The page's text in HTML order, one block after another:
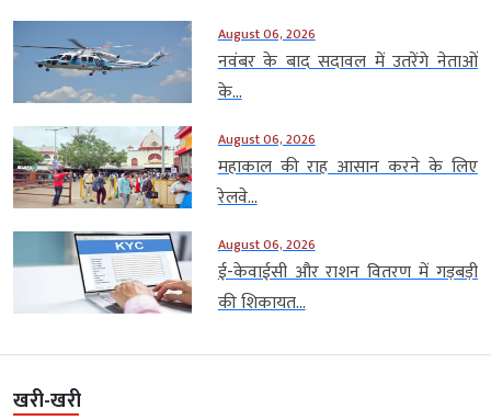
August 06, 2026
नवंबर के बाद सदावल में उतरेंगे नेताओं
के...
August 06, 2026
महाकाल की राह आसान करने के लिए
रेलवे...
August 06, 2026
ई-केवाईसी और राशन वितरण में गड़बड़ी
की शिकायत...
खरी-खरी